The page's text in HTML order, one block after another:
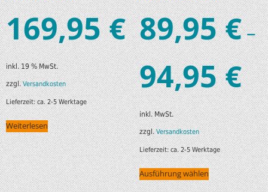
169,95€
inkl. 19 % MwSt.
zzgl.Versandkosten
Lieferzeit:ca. 2-5 Werktage
Weiterlesen
89,95€–
94,95€
inkl. MwSt.
zzgl.Versandkosten
Lieferzeit:ca. 2-5 Werktage
Ausführung wählen